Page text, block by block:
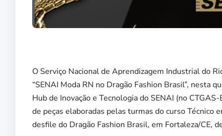
O Serviço Nacional de Aprendizagem Industrial do
“SENAI Moda RN no Dragão Fashion Brasil”, nesta
Hub de Inovação e Tecnologia do SENAI (no
de peças elaboradas pelas turmas do curso
desfile do Dragão Fashion Brasil, em Fortaleza/CE,